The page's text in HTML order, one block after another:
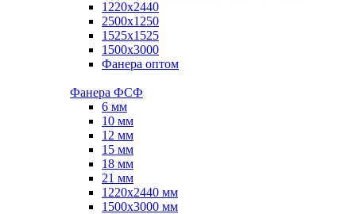
1220x2440
2500x1250
1525x1525
1500x3000
Фанера оптом
Фанера ФСФ
6 мм
10 мм
12 мм
15 мм
18 мм
21 мм
1220х2440 мм
1500х3000 мм